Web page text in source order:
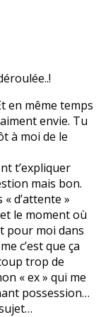
en même temps
envie. Tu
à moi de le
t’expliquer
mais bon.
d’attente »
le moment où
pour moi dans
c’est que ça
trop de
« ex » qui me
possession…